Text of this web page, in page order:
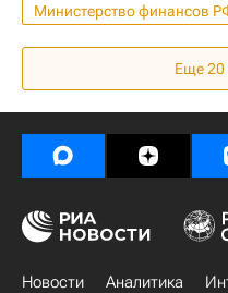
Министерство финансов
Жилье
Арктика
Мурманская область
"Дом.РФ"
Еще20
Новости Аналитика